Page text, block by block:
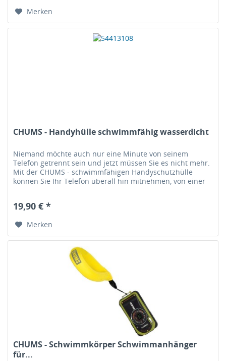
Merken
CHUMS - Handyhülle schwimmfähig wasserdicht
Niemand möchte auch nur eine Minute von seinem
Telefon getrennt sein und jetzt müssen Sie es nicht mehr.
Mit der CHUMS - schwimmfähigen Handyschutzhülle
können Sie Ihr Telefon überall hin mitnehmen, von einer
19,90 € *
Merken
CHUMS - Schwimmkörper Schwimmanhänger
für...